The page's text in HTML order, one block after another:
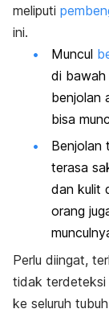
meliputi
ini.
Muncul
di bawah
benjolan
bisa
Benjolan
terasa
dan kulit
orang
Perlu diingat,
tidak terdeteksi
ke seluruh